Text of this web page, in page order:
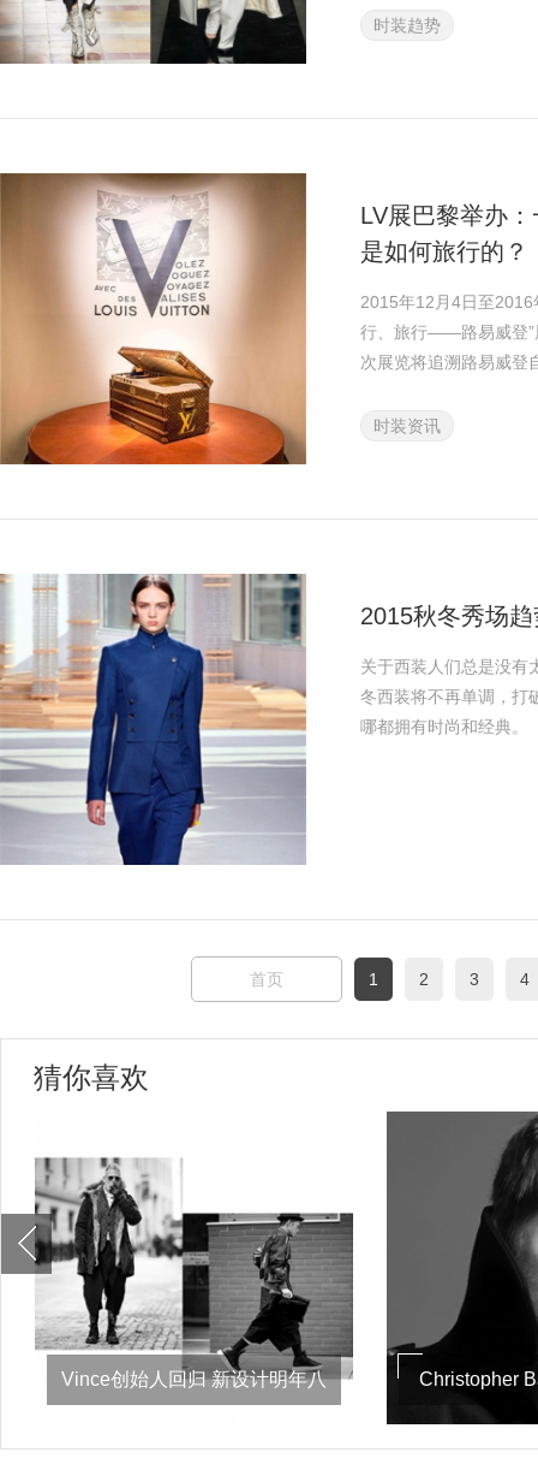
时装趋势
LV展巴黎举办
是如何旅行的？
2015年12月4日至
行、旅行——路易威登”
次展览将追溯路易威登
时装资讯
2015秋冬秀场
关于西装人们总是没有
冬西装将不再单调，打
哪都拥有时尚和经典。
首页 1 2 3 4
猜你喜欢
Christopher Bailey：巴宝莉首 关于阿玛